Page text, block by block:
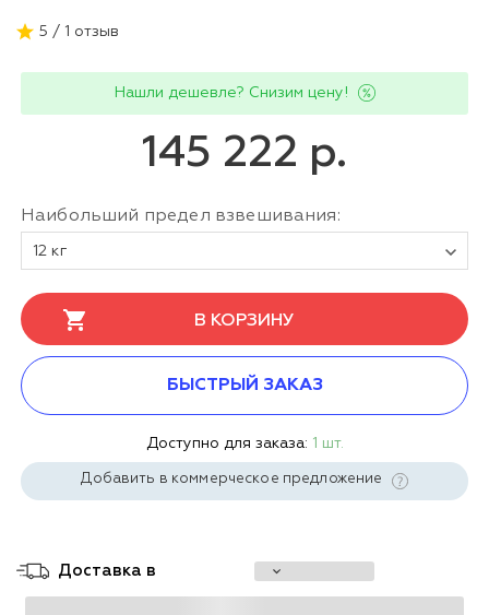
5 / 1 отзыв
Нашли дешевле? Снизим цену!
145 222 р.
Наибольший предел взвешивания:
12 кг
В КОРЗИНУ
БЫСТРЫЙ ЗАКАЗ
Доступно для заказа: 1 шт.
Добавить в коммерческое предложение
Доставка в